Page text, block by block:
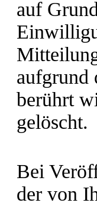
auf
aufgrund
berührt
gelöscht.
Bei
der von